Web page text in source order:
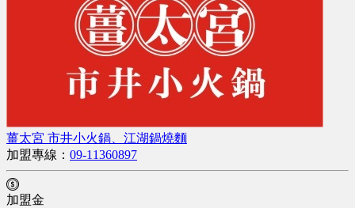
薑太宮 市井小火鍋、江湖鍋燒麵
加盟專線： 09-11360897
加盟金